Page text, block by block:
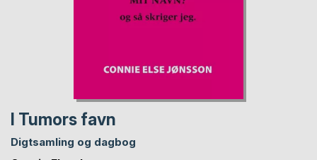
I Tumors favn
Digtsamling og dagbog